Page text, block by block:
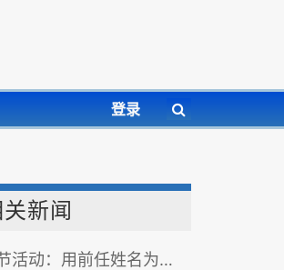
登录
新闻
：用前任姓名为蟑螂命名